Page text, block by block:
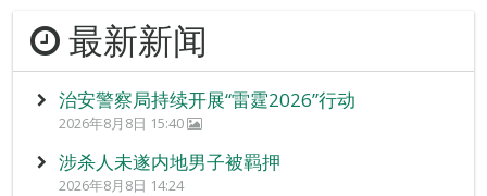
最新新闻
治安警察局持续开展“雷霆2026”行动
2026年8月8日 15:40
涉杀人未遂内地男子被羁押
2026年8月8日 14:24